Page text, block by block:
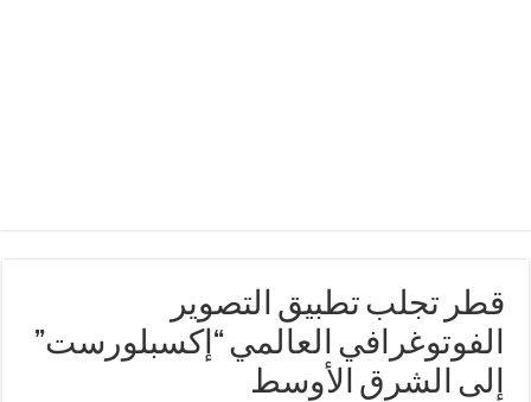
قطر تجلب تطبيق التصوير
الفوتوغرافي العالمي “إكسبلورست”
إلى الشرق الأوسط